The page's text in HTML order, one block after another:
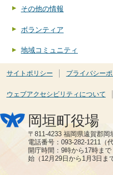
その他の情報
ボランティア
地域コミュニティ
サイトポリシー プライバシー
ウェブアクセシビリティについて
岡垣町役場
〒811-4233 福岡県遠賀郡岡
電話番号：093-282-1211（
開庁時間：9時から17時ま
始（12月29日から1月3日ま